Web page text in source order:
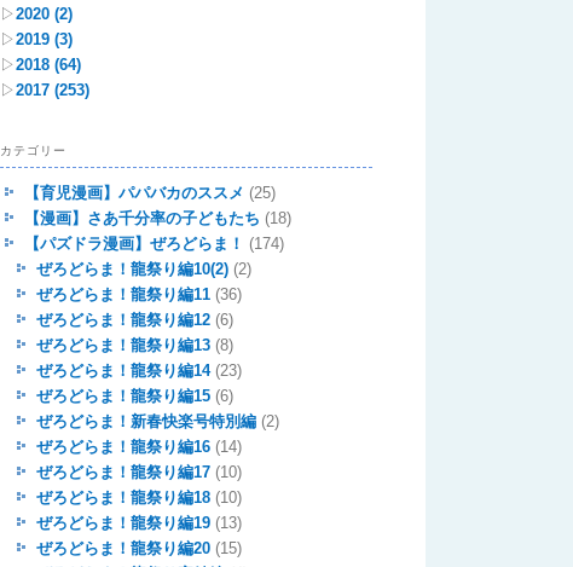
▷2020 (2)
▷2019 (3)
▷2018 (64)
▷2017 (253)
カテゴリー
【育児漫画】パパバカのススメ (25)
【漫画】さあ千分率の子どもたち (18)
【パズドラ漫画】ぜろどらま！
(174)
ぜろどらま！龍祭り編10(2) (2)
ぜろどらま！龍祭り編11 (36)
ぜろどらま！龍祭り編12 (6)
ぜろどらま！龍祭り編13 (8)
ぜろどらま！龍祭り編14(23)
ぜろどらま！龍祭り編15 (6)
ぜろどらま！新春快楽号特別編 (2)
ぜろどらま！龍祭り編16 (14)
ぜろどらま！龍祭り編17 (10)
ぜろどらま！龍祭り編18 (10)
ぜろどらま！龍祭り編19 (13)
ぜろどらま！龍祭り編20 (15)